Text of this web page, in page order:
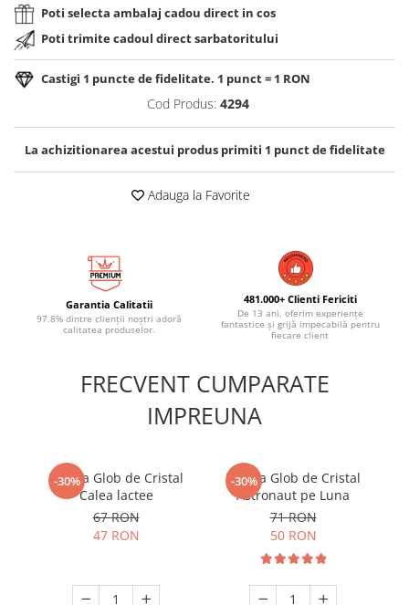
Poti selecta ambalaj cadou direct in cos
Poti trimite cadoul direct sarbatoritului
Castigi 1 puncte de fidelitate. 1 punct = 1 RON
Cod Produs: 4294
La achizitionarea acestui produs primiti 1 punct de fidelitate
Adauga la Favorite
Garantia Calitatii
97.8% dintre clienții noștri adoră
calitatea produselor.
481.000+ Clienti Fericiti
De 13 ani, oferim experiențe
fantastice și grijă impecabilă pentru
fiecare client
FRECVENT CUMPARATE
IMPREUNA
-30%
Lampa Glob de Cristal
Calea lactee
67 RON
47 RON
-30%
Lampa Glob de Cristal
Astronaut pe Luna
71 RON
50 RON